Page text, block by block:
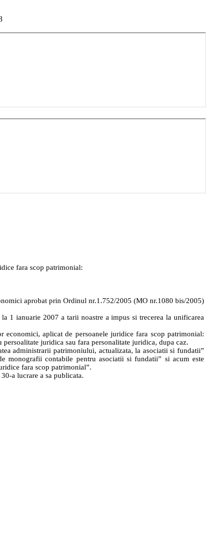
fara scop patrimonial:
aprobat prin Ordinul nr.1.752/2005 (MO nr.1080 bis/2005)
1 ianuarie 2007 a tarii noastre a impus si trecerea la unificarea
aplicat de persoanele juridice fara scop patrimonial:
juridica sau fara personalitate juridica, dupa caz.
administrarii patrimoniului, actualizata, la asociatii si fundatii”
monografii contabile pentru asociatii si fundatii” si acum este
fara scop patrimonial”.
a lucrare a sa publicata.